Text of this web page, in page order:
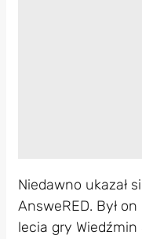
Niedawno ukazał
AnsweRED. Był
lecia gry Wiedźmin